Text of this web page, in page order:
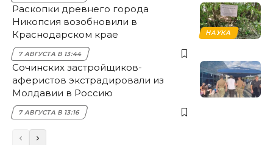
НАУКА
Раскопки древнего города
Никопсия возобновили в
Краснодарском крае
7 АВГУСТА В 13:44
Сочинских застройщиков-
аферистов экстрадировали из
Молдавии в Россию
7 АВГУСТА В 13:16